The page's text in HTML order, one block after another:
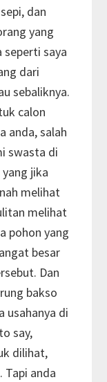
dan
yang
saya
dari
sebaliknya.
calon
anda, salah
swasta di
jika
melihat
melihat
pohon yang
besar
Dan
bakso
usahanya di
say,
dilihat,
Tapi anda